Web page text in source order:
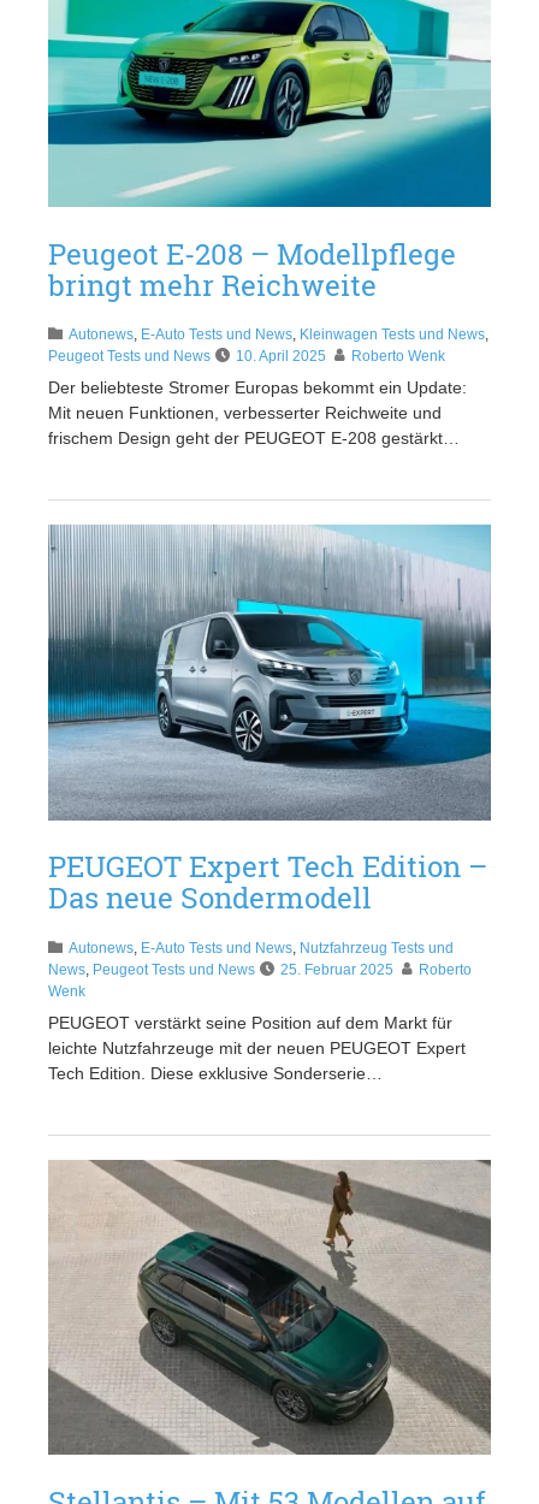
Peugeot E-208 – Modellpflege
bringt mehr Reichweite
Autonews, E-Auto Tests und News, Kleinwagen Tests und News,
Peugeot Tests und News
10. April 2025 Roberto Wenk
Der beliebteste Stromer Europas bekommt ein Update:
Mit neuen Funktionen, verbesserter Reichweite und
frischem Design geht der PEUGEOT E-208 gestärkt…
PEUGEOT Expert Tech Edition –
Das neue Sondermodell
Autonews, E-Auto Tests und News, Nutzfahrzeug Tests und
News, Peugeot Tests und News 25. Februar 2025
Roberto
Wenk
PEUGEOT verstärkt seine Position auf dem Markt für
leichte Nutzfahrzeuge mit der neuen PEUGEOT Expert
Tech Edition. Diese exklusive Sonderserie…